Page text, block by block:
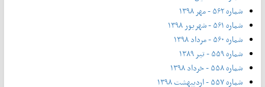
شماره ۵۶۲ - مهر ۱۳۹۸
شماره ۵۶۱ - شهریور ۱۳۹۸
شماره ۵۶۰ - مرداد ۱۳۹۸
شماره ۵۵۹ - تیر ۱۳۸۹
شماره ۵۵۸ - خرداد ۱۳۹۸
شماره ۵۵۷ - اردیبهشت ۱۳۹۸